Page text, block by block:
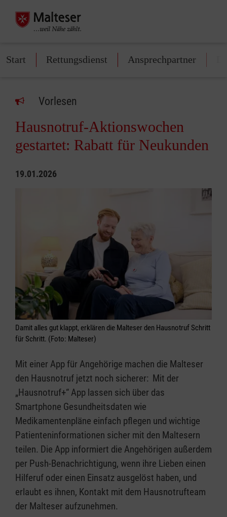
Start Rettungsdienst Ansprechpartner
Vorlesen
Hausnotruf-Aktionswochen
gestartet: Rabatt für Neukunden
19.01.2026
Damit alles gut klappt, erklären die Malteser den Hausnotruf Schritt
für Schritt. (Foto: Malteser)
Mit einer App für Angehörige machen die Malteser
den Hausnotruf jetzt noch sicherer: Mit der
„Hausnotruf+“ App lassen sich über das
Smartphone Gesundheitsdaten wie
Medikamentenpläne einfach pflegen und wichtige
Patienteninformationen sicher mit den Maltesern
teilen. Die App informiert die Angehörigen außerdem
per Push-Benachrichtigung, wenn ihre Lieben einen
Hilferuf oder einen Einsatz ausgelöst haben, und
erlaubt es ihnen, Kontakt mit dem Hausnotrufteam
der Malteser aufzunehmen.